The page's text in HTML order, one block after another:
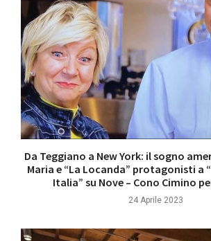
Da Teggiano a New York: il sogno
Maria e “La Locanda” protagonisti a
Italia” su Nove – Cono Cimino
24 Aprile 2023